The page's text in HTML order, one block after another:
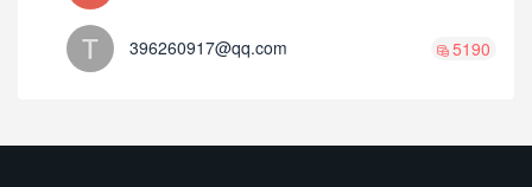
396260917@qq.com 5190